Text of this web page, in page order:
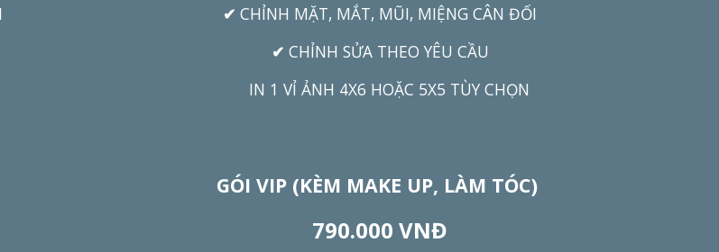
✔ CHỈNH MẶT, MẮT, MŨI, MIỆNG CÂN ĐỐI
✔ CHỈNH SỬA THEO YÊU CẦU
IN 1 VỈ ẢNH 4X6 HOẶC 5X5 TÙY CHỌN
GÓI VIP (KÈM MAKE UP, LÀM TÓC)
790.000 VNĐ